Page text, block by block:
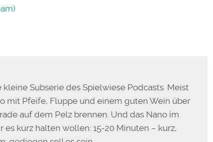
kleine Subserie des Spielwiese Podcasts. Meist
mit Pfeife, Fluppe und einem guten Wein über
auf dem Pelz brennen. Und das Nano im
es kurz halten wollen: 15-20 Minuten – kurz,